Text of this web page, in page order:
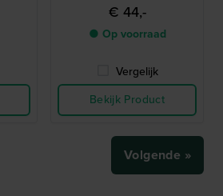
€ 44,-
● Op voorraad
Vergelijk
Bekijk Product
Volgende »